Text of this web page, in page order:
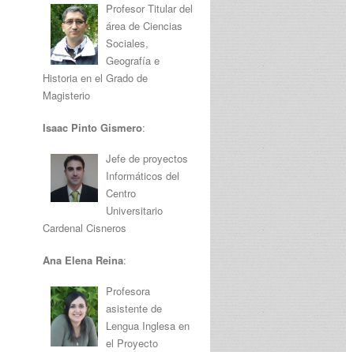
Profesor Titular del
área de Ciencias
Sociales,
Geografía e
Historia en el Grado de
Magisterio
Isaac Pinto Gismero:
Jefe de proyectos
Informáticos del
Centro
Universitario
Cardenal Cisneros
Ana Elena Reina:
Profesora
asistente de
Lengua Inglesa en
el Proyecto